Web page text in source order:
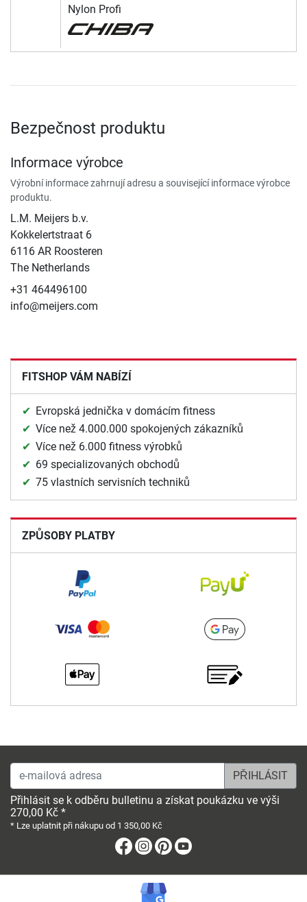
Nylon Profi
Bezpečnost produktu
Informace výrobce
Výrobní informace zahrnují adresu a související informace výrobce
produktu.
L.M. Meijers b.v.
Kokkelertstraat 6
6116 AR Roosteren
The Netherlands
+31 464496100
info@meijers.com
FITSHOP VÁM NABÍZÍ
Evropská jednička v domácím fitness
Více než 4.000.000 spokojených zákazníků
Více než 6.000 fitness výrobků
69 specializovaných obchodů
75 vlastních servisních techniků
ZPŮSOBY PLATBY
e-mailová adresa
Přihlásit se k odběru bulletinu a získat poukázku ve výši
270,00 Kč *
* Lze uplatnit při nákupu od 1 350,00 Kč
Facebook
Instagram
Pinterest